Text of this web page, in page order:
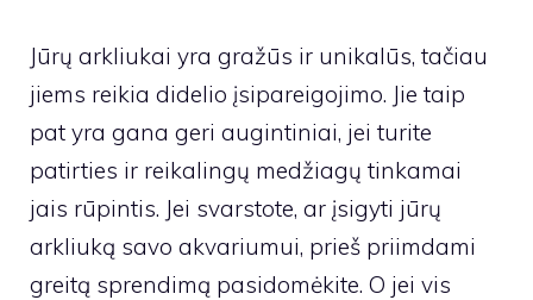
Jūrų arkliukai yra gražūs ir unikalūs, tačiau
jiems reikia didelio įsipareigojimo. Jie taip
pat yra gana geri augintiniai, jei turite
patirties ir reikalingų medžiagų tinkamai
jais rūpintis. Jei svarstote, ar įsigyti jūrų
arkliuką savo akvariumui, prieš priimdami
greitą sprendimą pasidomėkite. O jei vis